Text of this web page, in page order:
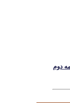
دوم